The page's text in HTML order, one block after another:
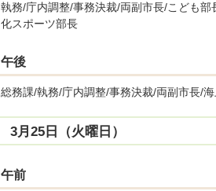
執務/庁内調整/事務決裁/両副市長/こども
化スポーツ部長
午後
総務課/執務/庁内調整/事務決裁/両副市長/
3月25日（火曜日）
午前